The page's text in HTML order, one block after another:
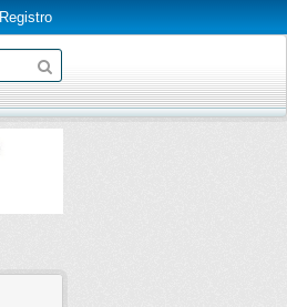
Registro